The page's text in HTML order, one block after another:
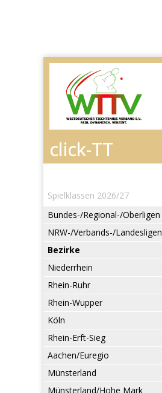
Spielklassen 2026/27
Bundes-/Regional-/Oberligen
NRW-/Verbands-/Landesligen
Bezirke
Niederrhein
Rhein-Ruhr
Rhein-Wupper
Köln
Rhein-Erft-Sieg
Aachen/Euregio
Münsterland
Münsterland/Hohe Mark